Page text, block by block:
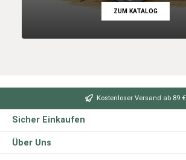
ZUM KATALOG
Kostenloser Versand ab 89 €
Sicher Einkaufen
Über Uns